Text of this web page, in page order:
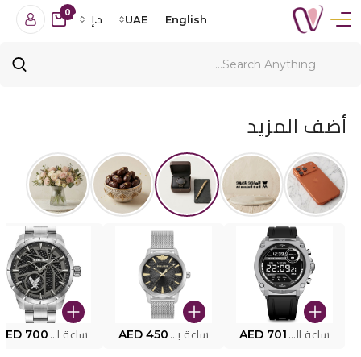
English
UAE د.إ
0
أضف المزيد
ساعة البوليس الذكية MY.AVATAR PEIUN0000101 AED 701 ساعة بوليس للرجال PEWJG0005002 AED 450 ساعة البوليس PEWJG2227302 700